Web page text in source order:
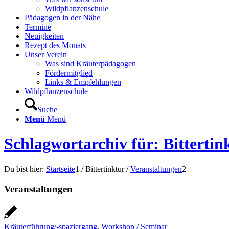
Wildpflanzenschule
Pädagogen in der Nähe
Termine
Neuigkeiten
Rezept des Monats
Unser Verein
Was sind Kräuterpädagogen
Fördermitglied
Links & Empfehlungen
Wildpflanzenschule
Suche
Menü Menü
Schlagwortarchiv für:
Du bist hier: Startseite1 / Bittertinktur / Veranstaltungen2
Veranstaltungen
Kräuterführung/-spaziergang, Workshop / Seminar